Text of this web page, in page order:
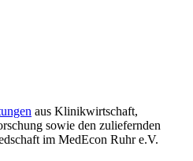
aus Klinikwirtschaft,
sowie den zuliefernden
im MedEcon Ruhr e.V.